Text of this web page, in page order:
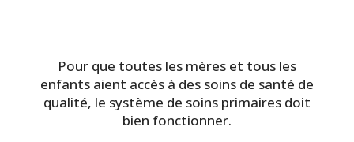
Pour que toutes les mères et tous les
enfants aient accès à des soins de santé de
qualité, le système de soins primaires doit
bien fonctionner.